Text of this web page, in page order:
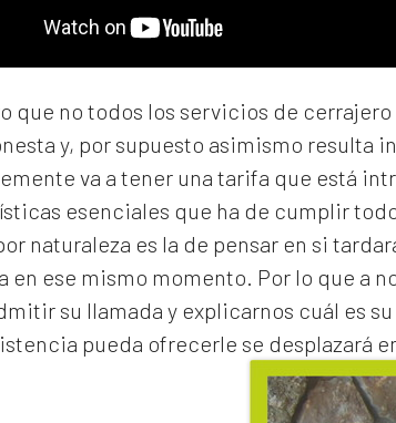
que no todos los servicios de
y, por supuesto asimismo resulta
va a tener una tarifa que está
esenciales que ha de cumplir
naturaleza es la de pensar en si
en ese mismo momento. Por lo que a
su llamada y explicarnos cuál es
pueda ofrecerle se desplazará